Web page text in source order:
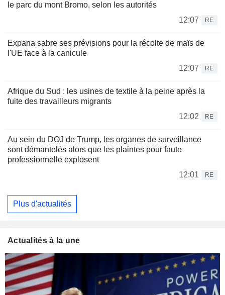
le parc du mont Bromo, selon les autorités
12:07
RE
Expana sabre ses prévisions pour la récolte de maïs de
l'UE face à la canicule
12:07
RE
Afrique du Sud : les usines de textile à la peine après la
fuite des travailleurs migrants
12:02
RE
Au sein du DOJ de Trump, les organes de surveillance
sont démantelés alors que les plaintes pour faute
professionnelle explosent
12:01
RE
Plus d'actualités
Actualités à la une